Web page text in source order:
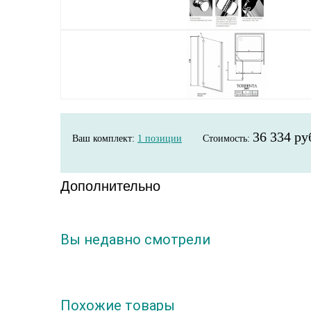
Ваш комплект: 1 позиции Стоимость: 36 334
Дополнительно
Вы недавно смотрели
Похожие товары